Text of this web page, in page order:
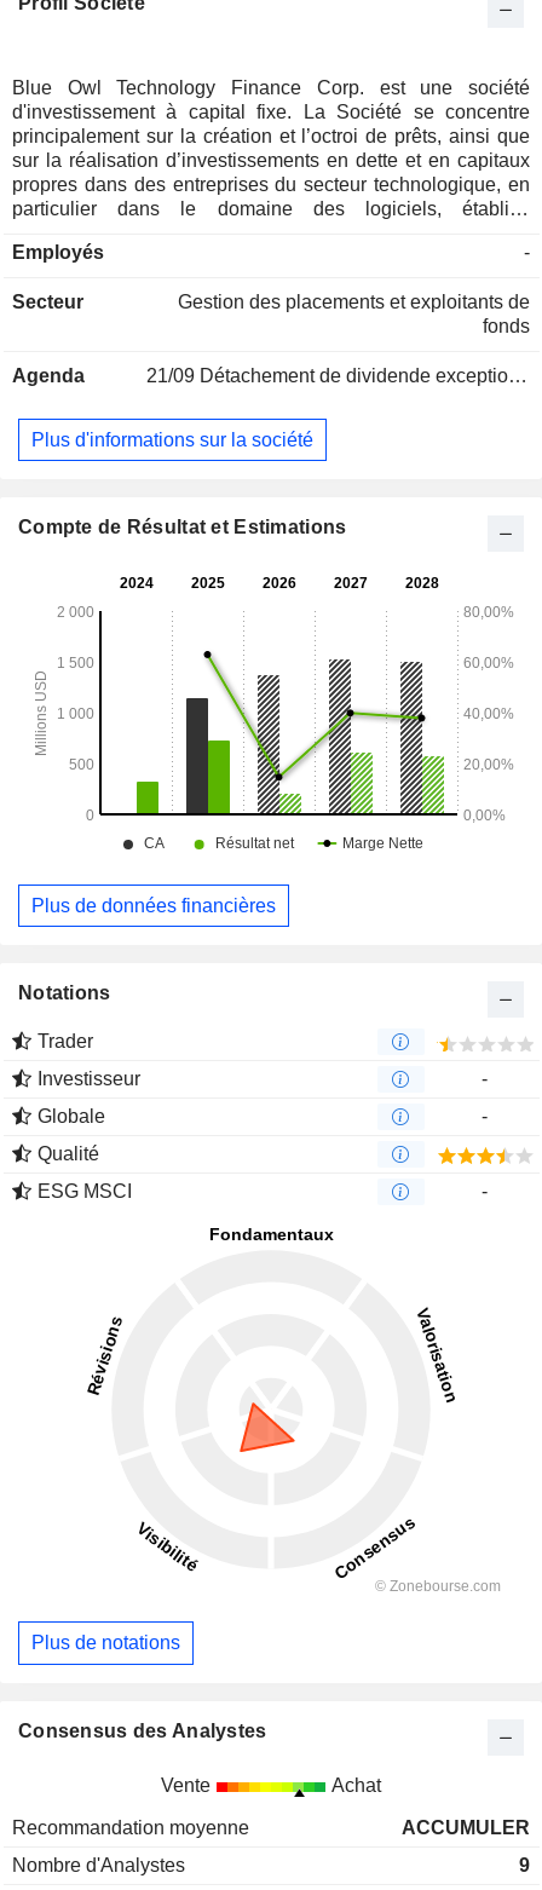
Blue Owl Technology Finance Corp. est une société
d'investissement à capital fixe. La Société se concentre
principalement sur la création et l’octroi de prêts, ainsi que
sur la réalisation d’investissements en dette et en capitaux
propres dans des entreprises du secteur technologique, en
particulier dans le domaine des logiciels, établies
prêts de premier rang garantis ou non garantis, des prêts
titres liés aux capitaux propres, notamment des actions
ordinaires, des bons de souscription, des actions
premier rang, qui peuvent ou non être convertibles en
d’investissement est de maximiser le rendement total en
générant des revenus courants à partir d’investissements en
investissements liés aux actions. Elle peut détenir ses
Employés -
Secteur
Gestion des placements et exploitants de
fonds
Agenda 21/09 Détachement de dividende exceptionnelle - 0.05 USD
Plus d'informations sur la société
Compte de Résultat et Estimations
Plus de données financières
Notations
Trader
Investisseur
-
Globale
-
Qualité
ESG MSCI
-
Plus de notations
Consensus des Analystes
Vente Achat
Recommandation moyenne
ACCUMULER
Nombre d'Analystes
9